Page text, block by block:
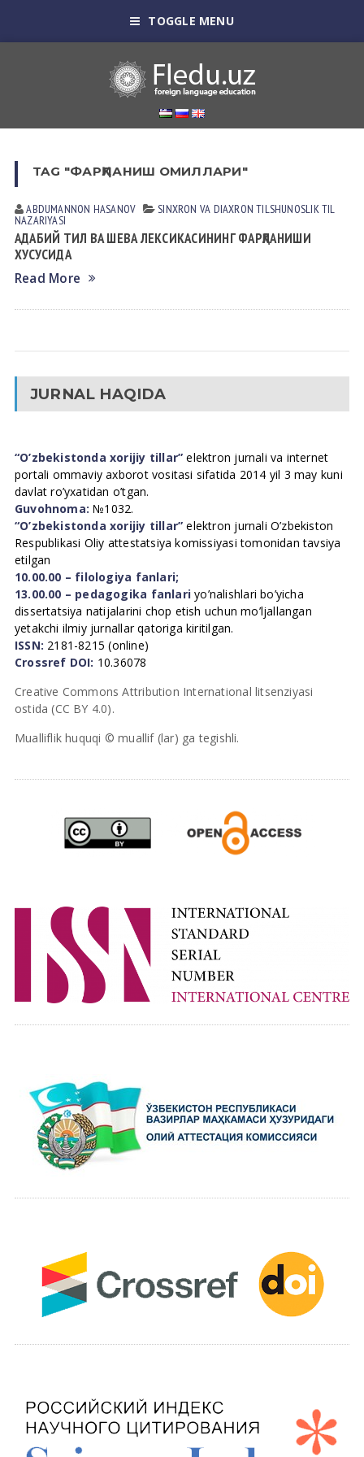
TOGGLE MENU
TAG "ФАРҚЛАНИШ ОМИЛЛАРИ"
ABDUMANNON HASANOV SINXRON VА DIАXRON TILSHUNOSLIKTIL
NАZАRIYASI
АДАБИЙ ТИЛ ВА ШЕВА ЛЕКСИКАСИНИНГ ФАРҚЛАНИШИ
ХУСУСИДА
Read More
JURNAL HAQIDA
“O’zbekistonda xorijiy tillar” elektron jurnali va internet
portali ommaviy axborot vositasi sifatida 2014 yil 3 may kuni
davlat ro’yxatidan o’tgan.
Guvohnoma: №1032.
“O’zbekistonda xorijiy tillar” elektron jurnali O’zbekiston
Respublikasi Oliy attestatsiya komissiyasi tomonidan tavsiya
etilgan
10.00.00 – filologiya fanlari;
13.00.00 – pedagogika fanlari yo’nalishlari bo’yicha
dissertatsiya natijalarini chop etish uchun mo’ljallangan
yetakchi ilmiy jurnallar qatoriga kiritilgan.
ISSN: 2181-8215 (online)
Crossref DOI: 10.36078
Creative Commons Attribution International litsenziyasi
ostida (CC BY 4.0).
Mualliflik huquqi © muallif (lar) ga tegishli.